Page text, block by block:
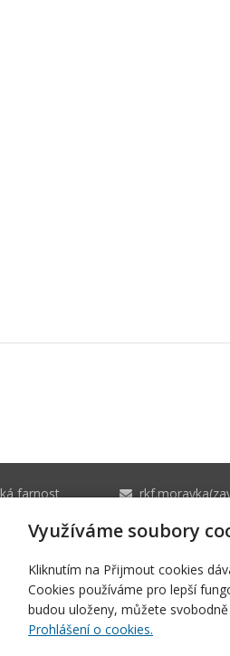
farnost
731 625 681
Využíváme soubory
Kliknutím na Přijmout cookies
Cookies používáme pro lepší
budou uloženy, můžete
Prohlášení o cookies.